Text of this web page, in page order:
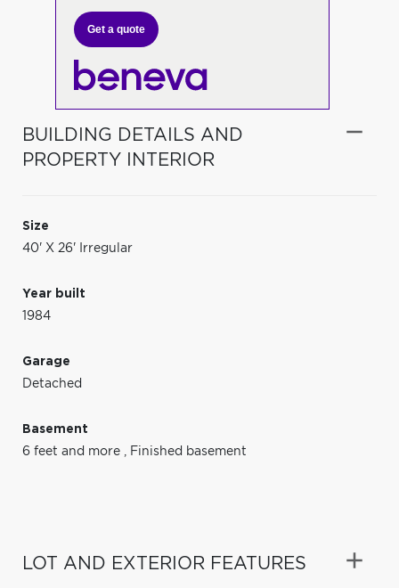
Get a quote
BUILDING DETAILS AND
PROPERTY INTERIOR
Size
40' X 26' Irregular
Year built
1984
Garage
Detached
Basement
6 feet and more , Finished basement
LOT AND EXTERIOR FEATURES